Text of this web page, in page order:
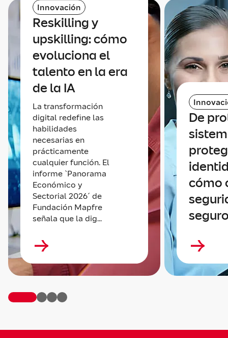
Innovación
Reskilling y
upskilling: cómo
evoluciona el
talento en la era
de la IA
La transformación
digital redefine las
habilidades
necesarias en
prácticamente
cualquier función. El
informe `Panorama
Económico y
Sectorial 2026´ de
Fundación Mapfre
señala que la dig...
De
cómo